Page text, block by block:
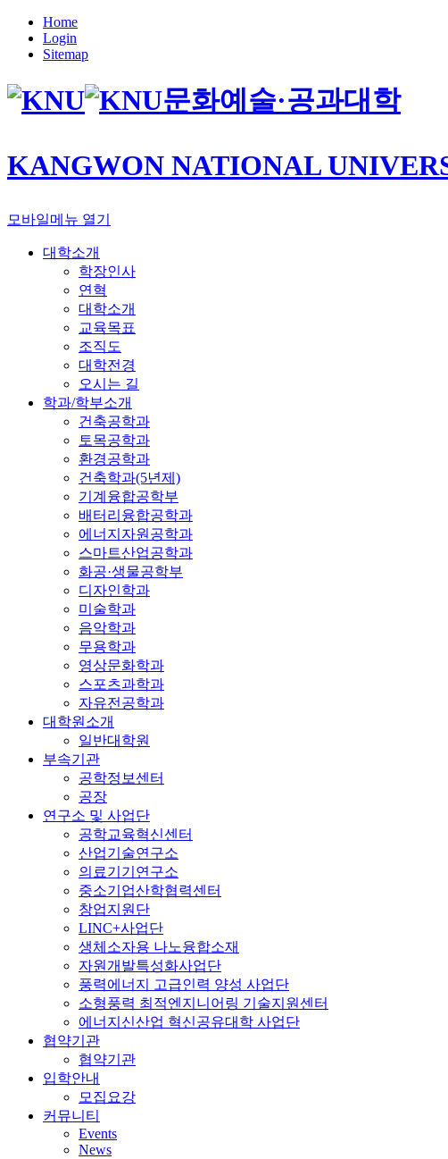
Home
Login
Sitemap
문화예술·공과대학
KANGWON NATIONAL
모바일메뉴 열기
대학소개
학장인사
연혁
대학소개
교육목표
조직도
대학전경
오시는 길
학과/학부소개
건축공학과
토목공학과
환경공학과
건축학과(5년제)
기계융합공학부
배터리융합공학과
에너지자원공학과
스마트산업공학과
화공·생물공학부
디자인학과
미술학과
음악학과
무용학과
영상문화학과
스포츠과학과
자유전공학과
대학원소개
일반대학원
부속기관
공학정보센터
공장
연구소 및 사업단
공학교육혁신센터
산업기술연구소
의료기기연구소
중소기업산학협력센터
창업지원단
LINC+사업단
생체소자용 나노융합소재
자원개발특성화사업단
풍력에너지 고급인력 양성 사업단
소형풍력 최적엔지니어링 기술지원센터
에너지신산업 혁신공유대학 사업단
협약기관
협약기관
입학안내
모집요강
커뮤니티
Events
News